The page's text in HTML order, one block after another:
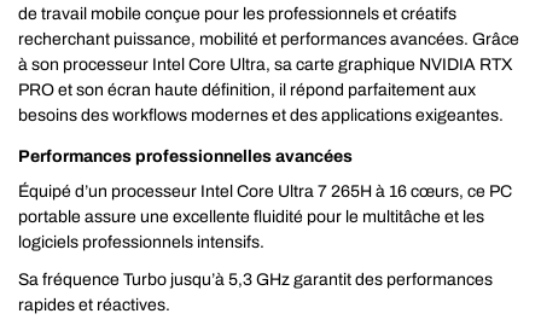
de travail mobile conçue pour les professionnels et créatifs
recherchant puissance, mobilité et performances avancées. Grâce
à son processeur Intel Core Ultra, sa carte graphique NVIDIA RTX
PRO et son écran haute définition, il répond parfaitement aux
besoins des workflows modernes et des applications exigeantes.
Performances professionnelles avancées
Équipé d’un processeur Intel Core Ultra 7 265H à 16 cœurs, ce PC
portable assure une excellente fluidité pour le multitâche et les
logiciels professionnels intensifs.
Sa fréquence Turbo jusqu’à 5,3 GHz garantit des performances
rapides et réactives.